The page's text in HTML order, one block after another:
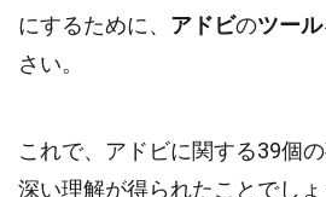
にするために、 アドビのツール
さい。
これで、アドビに関する39個
深い理解が得られたことでしょ